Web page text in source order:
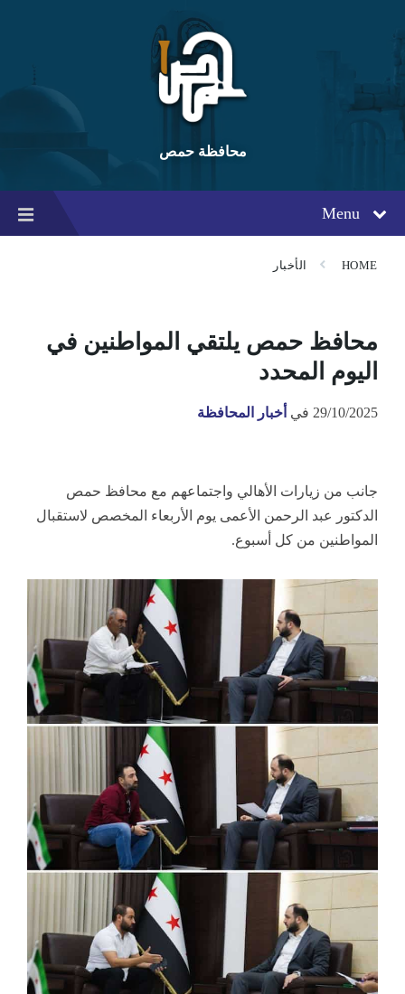
content
main
navigation
footer
محافظة حمص
Menu
HOME الأخبار
محافظ حمص يلتقي المواطنين في
اليوم المحدد
29/10/2025 في أخبار المحافظة
جانب من زيارات الأهالي واجتماعهم مع محافظ حمص
الدكتور عبد الرحمن الأعمى يوم الأربعاء المخصص لاستقبال
المواطنين من كل أسبوع.